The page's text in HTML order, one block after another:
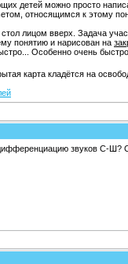
детей можно просто
относящимся к этому
лицом вверх. Задача
понятию и нарисован на
Особенно очень
карта кладётся на
звуков С-Ш?